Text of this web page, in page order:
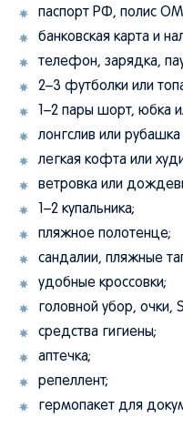
паспорт РФ, полис
банковская карта и
телефон, зарядка,
2–3 футболки или
1–2 пары шорт, юбка
лонгслив или
легкая кофта или
ветровка или
1–2 купальника;
пляжное полотенце;
сандалии, пляжные
удобные кроссовки;
головной убор, очки,
средства гигиены;
аптечка;
репеллент;
гермопакет для